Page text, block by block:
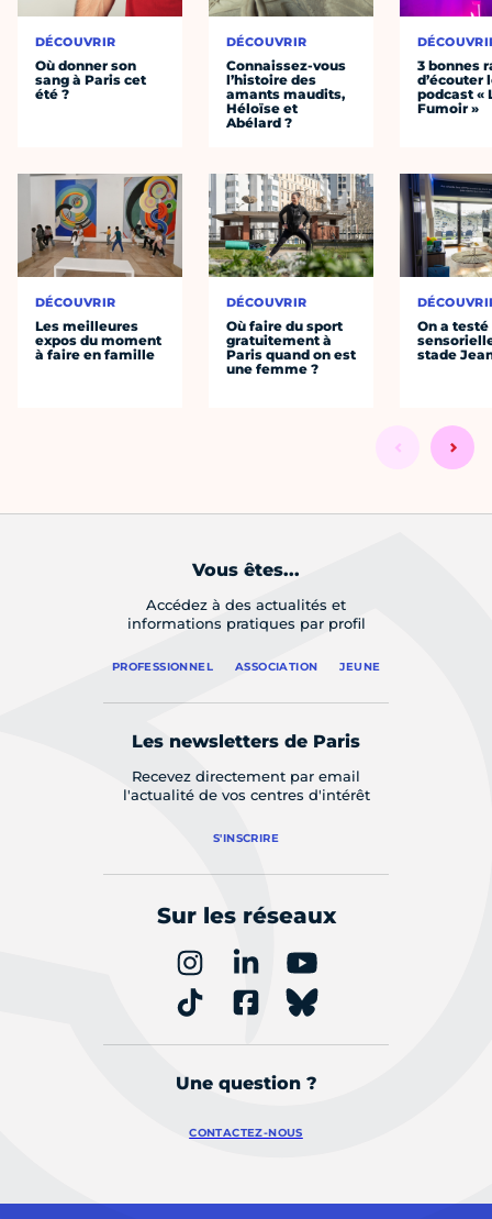
DÉCOUVRIR
Où donner son
sang à Paris cet
été ?
DÉCOUVRIR
Les meilleures
expos du moment
à faire en famille
DÉCOUVRIR
Connaissez-vous
l’histoire des
amants maudits,
Héloïse et
Abélard ?
DÉCOUVRIR
Où faire du sport
gratuitement à
Paris quand on est
une femme ?
3 bonnes
d’écouter
podcast «
Fumoir »
On a
stade
Vous êtes...
Accédez à des actualités et
informations pratiques par profil
PROFESSIONNEL ASSOCIATION JEUNE
Les newsletters de Paris
Recevez directement par email
l'actualité de vos centres d'intérêt
S'INSCRIRE
Sur les réseaux
Une question ?
CONTACTEZ-NOUS